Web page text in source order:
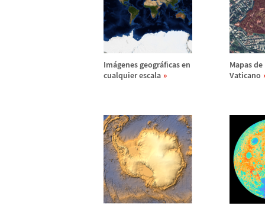
Imágenes geográficas en
cualquier escala
Mapas
Vaticano